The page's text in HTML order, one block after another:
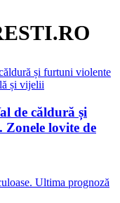
de căldură și
lovite de